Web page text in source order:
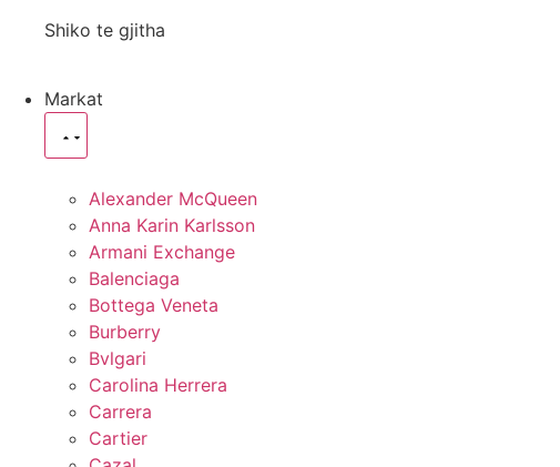
Shiko te gjitha
Markat
Alexander McQueen
Anna Karin Karlsson
Armani Exchange
Balenciaga
Bottega Veneta
Burberry
Bvlgari
Carolina Herrera
Carrera
Cartier